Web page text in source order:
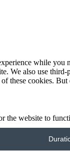
while you
We also use
these cookies.
the website to